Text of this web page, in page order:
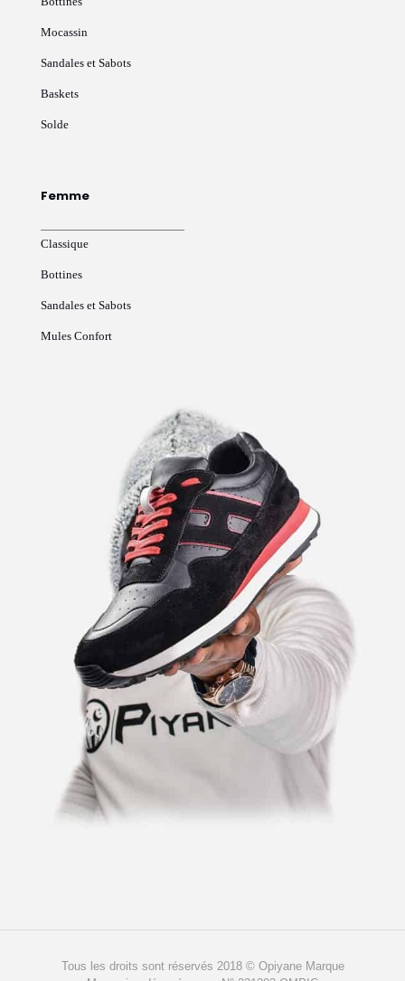
Mocassin
Sandales et Sabots
Baskets
Solde
Femme
Classique
Bottines
Sandales et Sabots
Mules Confort
Tous les droits sont réservés 2018 © Opiyane Marque